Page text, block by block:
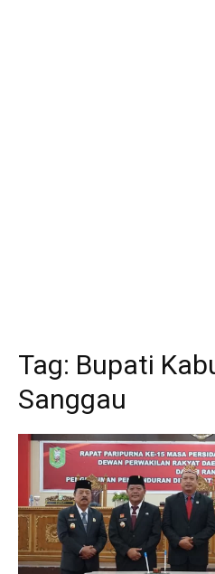
Tag: Bupati
Sanggau